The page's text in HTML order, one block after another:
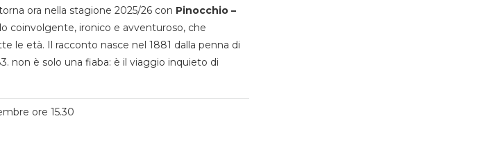
ora nella stagione 2025/26 con Pinocchio –
coinvolgente, ironico e avventuroso, che
le età. Il racconto nasce nel 1881 dalla penna di
non è solo una fiaba: è il viaggio inquieto di
ore 15.30